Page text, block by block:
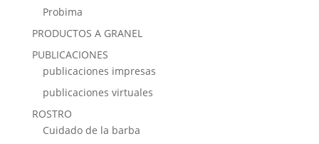
Probima
PRODUCTOS A GRANEL
PUBLICACIONES
publicaciones impresas
publicaciones virtuales
ROSTRO
Cuidado de la barba